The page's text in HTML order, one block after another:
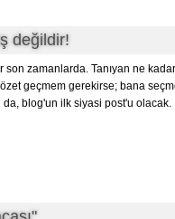
değildir!
zamanlarda. Tanıyan ne kadar
geçmem gerekirse; bana
da, blog'un ilk siyasi post'u olacak.